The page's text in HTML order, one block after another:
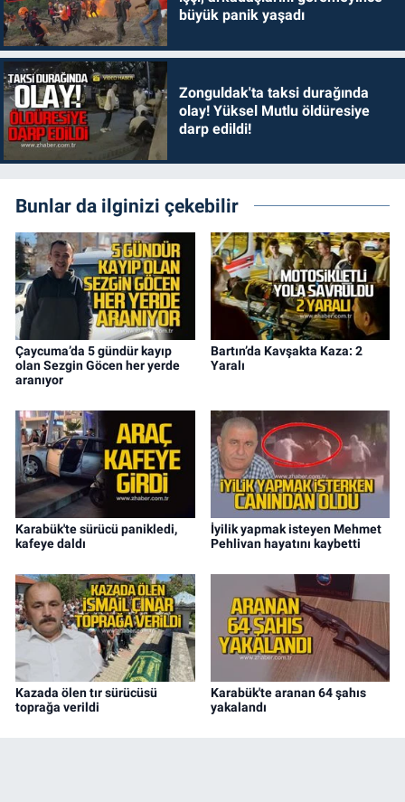
büyük panik yaşadı
Zonguldak'ta taksi durağında
olay! Yüksel Mutlu öldüresiye
darp edildi!
Bunlar da ilginizi çekebilir
Çaycuma’da 5 gündür kayıp
olan Sezgin Göcen her yerde
aranıyor
Bartın’da Kavşakta Kaza: 2
Yaralı
Karabük'te sürücü panikledi,
kafeye daldı
İyilik yapmak isteyen Mehmet
Pehlivan hayatını kaybetti
Kazada ölen tır sürücüsü
toprağa verildi
Karabük'te aranan 64 şahıs
yakalandı